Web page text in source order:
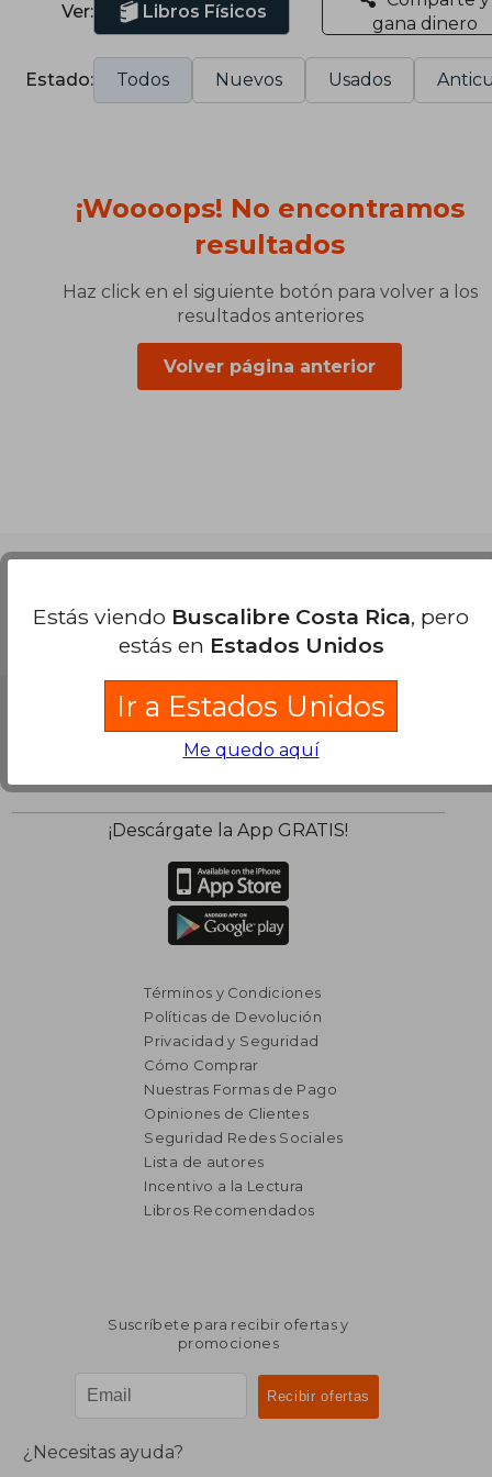
Ver: Libros Físicos
gana dinero
Estado: Todos Nuevos Usados
¡Woooops! No encontramos
resultados
Haz click en el siguiente botón para volver a los
resultados anteriores
Volver página anterior
¡Descárgate la App GRATIS!
Términos y Condiciones
Políticas de Devolución
Privacidad y Seguridad
Cómo Comprar
Nuestras Formas de Pago
Opiniones de Clientes
Seguridad Redes Sociales
Lista de autores
Incentivo a la Lectura
Libros Recomendados
Suscríbete para recibir ofertas y
promociones
¿Necesitas ayuda?
Estás viendo Buscalibre Costa Rica, pero
estás en Estados Unidos
Ir a Estados Unidos
Me quedo aquí